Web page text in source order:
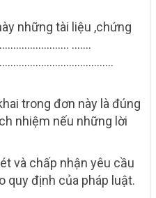
những tài liệu ,chứng
…….
trong đơn này là đúng
nhiệm nếu những lời
và chấp nhận yêu cầu
quyđịnh của pháp luật.